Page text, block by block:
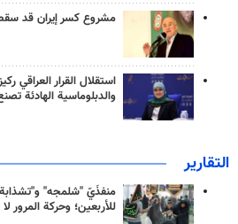
مشروع كسر إيران قد
استقلال القرار العراقي
والدبلوماسية الهادئة
التقارير
منفذَيّ "شلمجه"
للأربعين؛ وحركة المرور